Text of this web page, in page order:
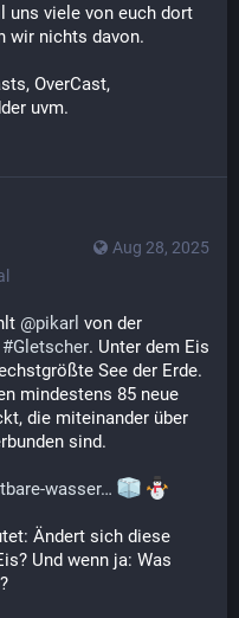
uns viele von euch dort
wir nichts davon.
uvm.
Aug 28, 2025
@pikarl von der
#Gletscher. Unter dem Eis
See der Erde.
mindestens 85 neue
die miteinander über
sind.
wasser
Ändert sich diese
Und wenn ja: Was